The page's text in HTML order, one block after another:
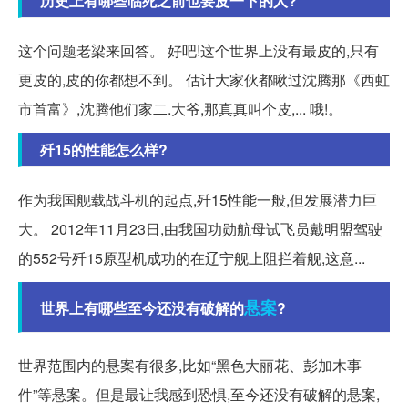
这个问题老梁来回答。 好吧!这个世界上没有最皮的,只有
更皮的,皮的你都想不到。 估计大家伙都瞅过沈腾那《西虹
市首富》,沈腾他们家二.大爷,那真真叫个皮,... 哦!。
歼15的性能怎么样?
作为我国舰载战斗机的起点,歼15性能一般,但发展潜力巨
大。 2012年11月23日,由我国功勋航母试飞员戴明盟驾驶
的552号歼15原型机成功的在辽宁舰上阻拦着舰,这意...
世界上有哪些至今还没有破解的悬案?
世界范围内的悬案有很多,比如“黑色大丽花、彭加木事
件”等悬案。但是最让我感到恐惧,至今还没有破解的悬案,